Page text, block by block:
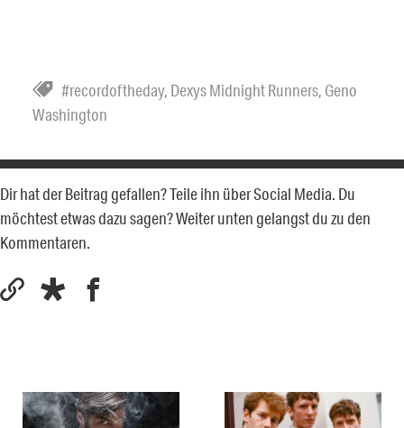
#recordoftheday, Dexys Midnight Runners, Geno
Washington
Dir hat der Beitrag gefallen? Teile ihn über Social Media. Du
möchtest etwas dazu sagen? Weiter unten gelangst du zu den
Kommentaren.